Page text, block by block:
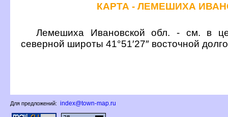
КАРТА - ЛЕМЕШИХА
Лемешиха Ивановской обл. - см. в
северной широты 41°51′27″ восточной
Для предложений: index@town-map.ru